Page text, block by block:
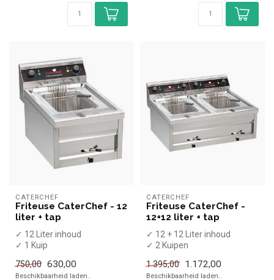
CATERCHEF
Friteuse CaterChef - 12
liter + tap
✓ 12 Liter inhoud
✓ 1 Kuip
✓ Tafelmodel
750,00 630,00
Beschikbaarheid laden..
CATERCHEF
Friteuse CaterChef -
12+12 liter + tap
✓ 12 + 12 Liter inhoud
✓ 2 Kuipen
✓ Tafelmodel
1.395,00 1.172,00
Beschikbaarheid laden..